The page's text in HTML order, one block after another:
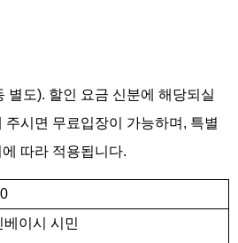
별도). 할인 요금 신분에 해당되실
주시면 무료입장이 가능하며, 특별
따라 적용됩니다.
베이시 시민